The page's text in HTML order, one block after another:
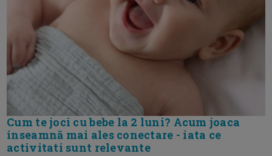
Cum te joci cu bebe la 2 luni? Acum joaca
inseamnă mai ales conectare - iata ce
activitati sunt relevante